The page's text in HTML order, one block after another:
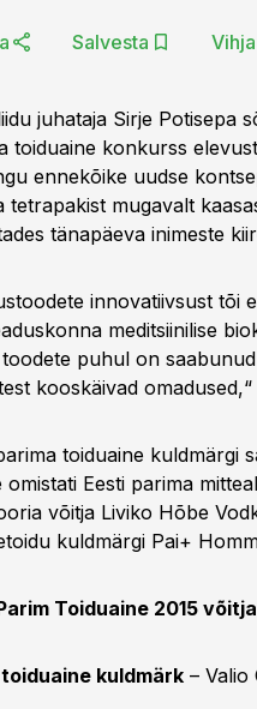
Salvesta Vihja
juhataja Sirje Potisepa
toiduaine konkurss
ennekõike uudse
tetrapakist mugavalt
tänapäeva inimeste
innovatiivsust tõi
meditsiinilise
toodete puhul on
kooskäivad
toiduaine kuldmärgi
omistati Eesti parima
võitja Liviko Hõbe
kuldmärgi Pai+
Toiduaine 2015
kuldmärk – Valio